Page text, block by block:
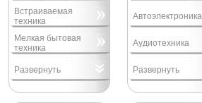
Встраиваемая
техника
Мелкая бытовая
техника
Развернуть
Автоэлектроника
Аудиотехника
Развернуть